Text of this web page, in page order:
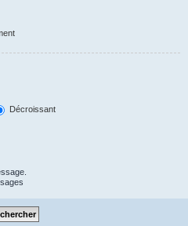
Décroissant